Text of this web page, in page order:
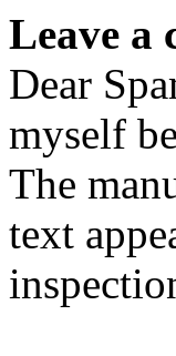
Leave a
Dear
myself
The
text